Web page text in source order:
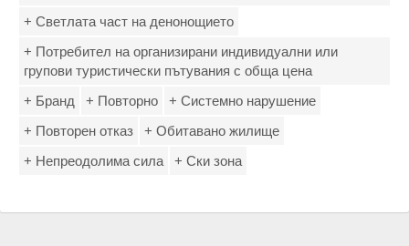
+ Светлата част на денонощието
+ Потребител на организирани индивидуални или
групови туристически пътувания с обща цена
+ Бранд
+ Повторно
+ Системно нарушение
+ Повторен отказ
+ Обитавано жилище
+ Непреодолима сила
+ Ски зона